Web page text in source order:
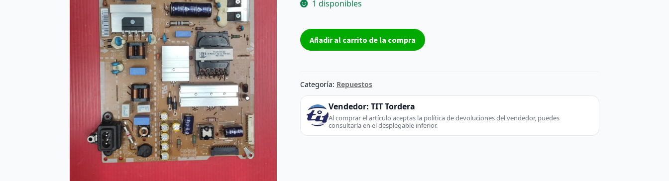
1 disponibles
Fuente
EAX67703101
(TV
Monitor)
cantidad
Añadir al carrito de la compra
Categoría: Repuestos
Vendedor: TIT Tordera
Al comprar el artículo aceptas la política de devoluciones del vendedor, puedes
consultarla en el desplegable inferior.